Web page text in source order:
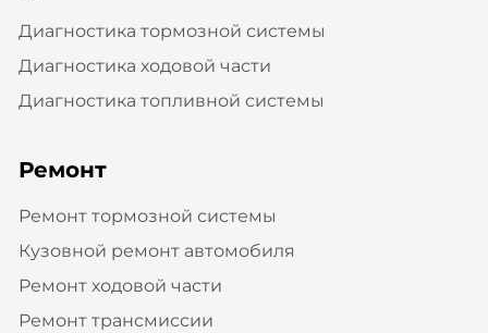
Диагностика тормозной системы
Диагностика ходовой части
Диагностика топливной системы
Ремонт
Ремонт тормозной системы
Кузовной ремонт автомобиля
Ремонт ходовой части
Ремонт трансмиссии